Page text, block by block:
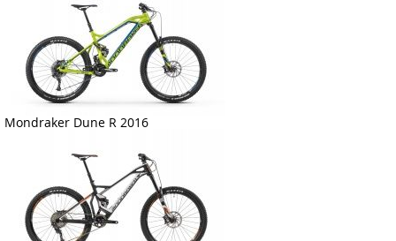
Mondraker Dune R 2016